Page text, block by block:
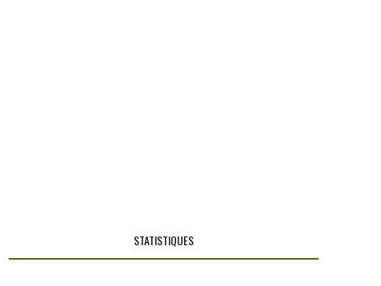
STATISTIQUES